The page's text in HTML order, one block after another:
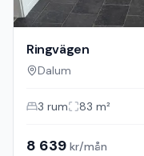
Ringvägen
Dalum
3 rum 83 m²
8 639 kr/mån